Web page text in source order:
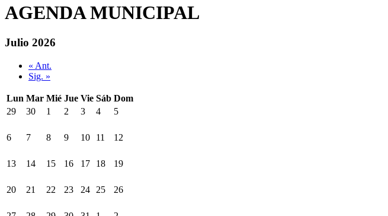
AGENDA MUNICIPAL
Julio 2026
« Ant.
Sig. »
Lun Mar Mié Jue Vie Sáb Dom
29
30 1 2 3 4 5
6 7 8 9 10 11 12
13 14 15 16 17 18 19
20 21 22 23 24 25 26